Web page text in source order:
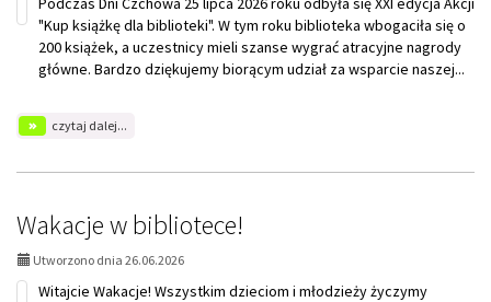
"Kup książkę dla biblioteki". W tym roku biblioteka wbogaciła się o
200 książek, a uczestnicy mieli szanse wygrać atracyjne nagrody
główne. Bardzo dziękujemy biorącym udział za wsparcie naszej...
czytaj dalej...
Kup
dla
Biblioteki
2026
Wakacje w bibliotece!
Utworzono dnia 26.06.2026
Witajcie Wakacje! Wszystkim dzieciom i młodzieży życzymy